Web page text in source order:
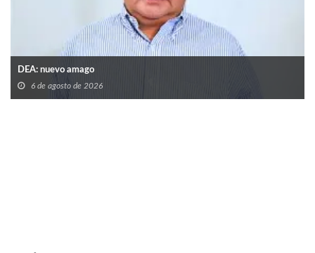
DEA: nuevo amago
6 de agosto de 2026